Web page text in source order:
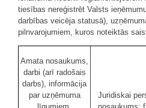
tiesības nereģistrēt Valsts
darbības veicēja statusā),
pilnvarojumiem, kuros noteiktās
Amata nosaukums,
darbi (arī radošais
darbs), informācija
par uzņēmuma
Juridiskai